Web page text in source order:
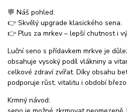
💬 Náš pohled:
👉 Skvělý upgrade klasického sena.
👉 Plus za mrkev – lepší chutnost i
Luční seno s přídavkem mrkve je
obsahuje vysoký podíl vlákniny a
celkové zdraví zvířat. Díky obsahu
podporuje růst, vitalitu i období
Krmný návod: